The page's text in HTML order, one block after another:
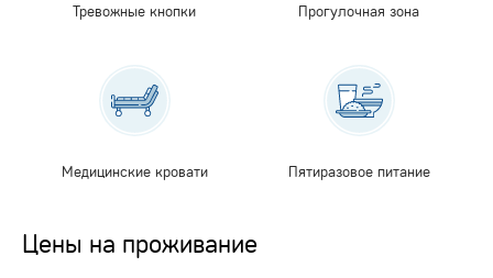
Тревожные кнопки Прогулочная зона
Медицинские кровати Пятиразовое питание
Цены на проживание